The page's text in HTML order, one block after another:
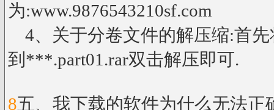
为:www.9876543210sf.com
4、关于分卷文件的解压缩:首
到***.part01.rar双击解压即可.
8五、我下载的软件为什么无法正